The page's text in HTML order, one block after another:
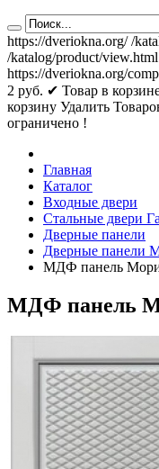
https://dveriokna.org/ /
/katalog/product/view.html
https://dveriokna.org/
2 руб. ✔ Товар в
корзину Удалить
ограничено !
Главная
Каталог
Входные двери
Стальные двери
Дверные панели
Дверные
МДФ панель
МДФ панель